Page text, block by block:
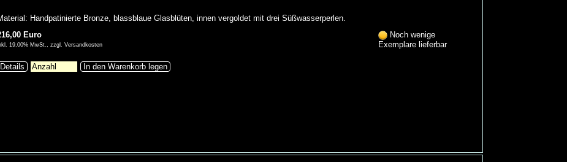
Handpatinierte Bronze, blassblaue Glasblüten, innen vergoldet mit drei Süßwasserperlen.
Euro
19,00% MwSt., zzgl. Versandkosten
Noch wenige
Exemplare lieferbar
In den Warenkorb legen